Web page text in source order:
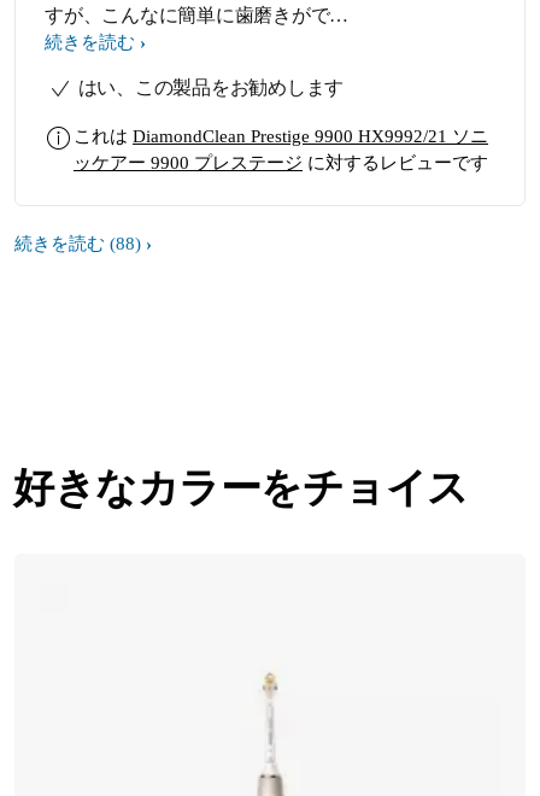
すが、こんなに簡単に歯磨きができ
ることに感動しました。 腕が疲れる
停止してくれるので、いつもは大変
続きを読む
はい、この製品をお勧めします
これは DiamondClean Prestige 9900 HX9992/21 ソニ
ッケアー 9900 プレステージ に対するレビューです
続きを読む (88)
好きなカラーをチョイス